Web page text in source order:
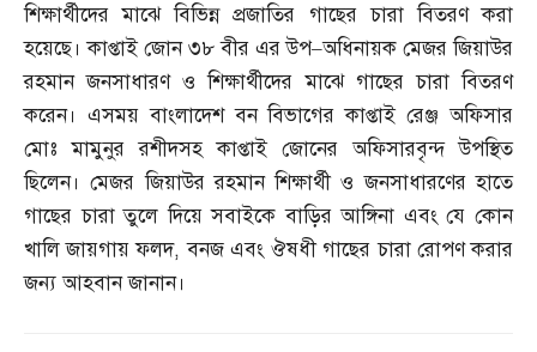
শিক্ষার্থীদের মাঝে বিভিন্ন প্রজাতির গাছের চারা বিতরণ করা
হয়েছে। কাপ্তাই জোন ৩৮ বীর এর উপ–অধিনায়ক মেজর জিয়াউর
রহমান জনসাধারণ ও শিক্ষার্থীদের মাঝে গাছের চারা বিতরণ
করেন। এসময় বাংলাদেশ বন বিভাগের কাপ্তাই রেঞ্জ অফিসার
মোঃ মামুনুর রশীদসহ কাপ্তাই জোনের অফিসারবৃন্দ উপস্থিত
ছিলেন। মেজর জিয়াউর রহমান শিক্ষার্থী ও জনসাধারণের হাতে
গাছের চারা তুলে দিয়ে সবাইকে বাড়ির আঙ্গিনা এবং যে কোন
খালি জায়গায় ফলদ,বনজ এবং ঔষধী গাছের চারা রোপণ করার
জন্য আহবান জানান।